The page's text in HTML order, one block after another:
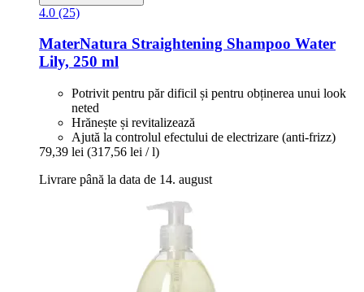
4.0 (25)
MaterNatura Straightening Shampoo Water
Lily, 250 ml
Potrivit pentru păr dificil și pentru obținerea unui look
neted
Hrănește și revitalizează
Ajută la controlul efectului de electrizare (anti-frizz)
79,39 lei (317,56 lei / l)
Livrare până la data de 14. august